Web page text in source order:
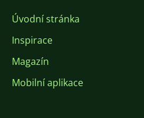
Úvodní stránka
Inspirace
Magazín
Mobilní aplikace